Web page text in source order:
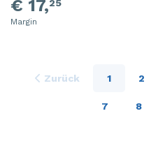
€ 17,25
Margin
Zurück 1 2
7 8